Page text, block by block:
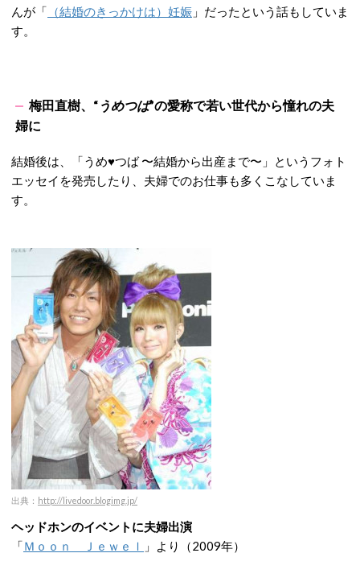
んが「 （結婚のきっかけは）妊娠 」だったという話もしていま
す。
梅田直樹、“ うめつば”の愛称で若い世代から憧れの夫
婦に
結婚後は、「うめ♥つば 〜結婚から出産まで〜」というフォト
エッセイを発売したり、夫婦でのお仕事も多くこなしていま
す。
出典： http://livedoor.blogimg.jp/
ヘッドホンのイベントに夫婦出演
「Ｍｏｏｎ Ｊｅｗｅｌ 」より（2009年）